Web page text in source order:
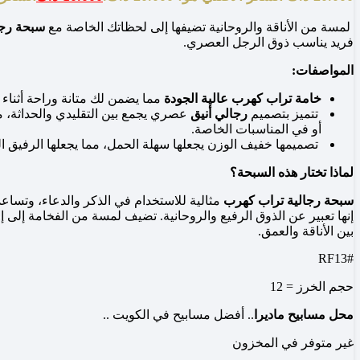
لمسة من الأناقة والروحانية تضيفها إلى لحظاتك الخاصة مع سبحة
فريد يناسب ذوق الرجل العصري.
المواصفات:
خامة تراب كهرب عالية الجودة مما يضمن لك متانة وراحة
تتميز بتصميم رجالي أنيق عصري يجمع بين التقليدي والحداثة،
أو في المناسبات الخاصة.
تصميمها خفيف الوزن يجعلها سهلة الحمل، مما يجعلها الرفيق
لماذا تختار هذه السبحة؟
سبحة رجالية تراب كهرب مثالية للاستخدام في الذكر والدعاء،
إنها تعبير عن الذوق الرفيع والروحانية. تضيف لمسة من الفخامة إلى
بين الأناقة والعمق.
#RF13
حجم الخرز = 12
محل مسابيح ماديرا .. أفضل مسابيح في الكويت ..
غير متوفر في المخزون